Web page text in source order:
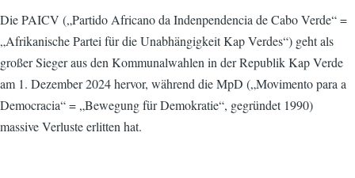
Die PAICV („Partido Africano da Indenpendencia de Cabo Verde“ =
„Afrikanische Partei für die Unabhängigkeit Kap Verdes“) geht als
großer Sieger aus den Kommunalwahlen in der Republik Kap Verde
am 1. Dezember 2024 hervor, während die MpD („Movimento para a
Democracia“ = „Bewegung für Demokratie“, gegründet 1990)
massive Verluste erlitten hat.